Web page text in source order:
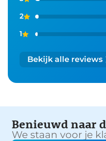
2
1
Bekijk alle reviews
Benieuwd naar
We staan voor je